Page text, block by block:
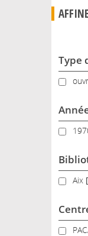
Type
ouvrage
1970
Aix Aix
PACA